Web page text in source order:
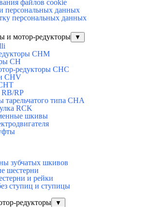
файлов cookie
персональных данных
персональных данных
и мотор-редукторы ▼
CHM
CH
редукторы CHC
CHV
RB/RP
тарельчатого типа CHA
RCK
шкивы
зубчатых шкивов
шестерни
и рейки
ступиц и ступицы
редукторы
▼